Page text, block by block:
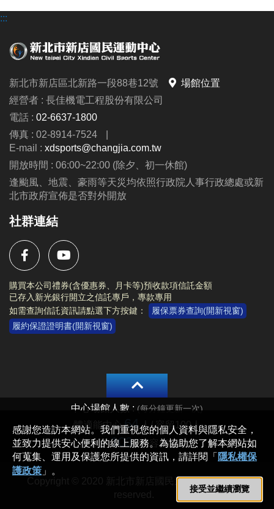
:::
新北市新店區北新路一段88巷12號
場館位置
經營者 : 長佳機電工程股份有限公司
電話 : 02-6637-1800
傳真 : 02-8914-7524
|
E-mail : xdsports@changjia.com.tw
開放時間 : 06:00~22:00 (除夕、初一休館)
逢颱風、地震、豪雨等天災均依照行政院人事行政總處或新
北市政府宣佈是否對外開放
社群連結
購買本公司禮券(含優惠券、月卡等)預收款項信託金額
已存入新光銀行開立之信託專戶，專款專用
如需查詢信託資訊請點選下方按鍵：
履保票券查詢(開新視窗)
履約保證證明書(開新視窗)
Copyright © 2020 新北市新店國民運動中心 All rights